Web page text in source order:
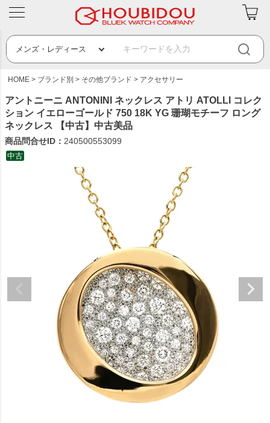
HOME ブランド別 その他ブランド アクセサリー
アントニーニ ANTONINI ネックレス アトリ ATOLLI コレク
ション イエローゴールド 750 18K YG 珊瑚モチーフ ロング
ネックレス 【中古】中古美品
商品問合せID： 240500553099
中古